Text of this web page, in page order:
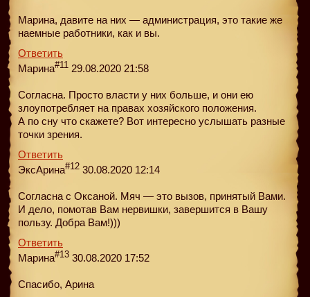
Марина, давите на них — администрация, это такие же
наемные работники, как и вы.
Ответить
Марина#11 29.08.2020 21:58
Согласна. Просто власти у них больше, и они ею
злоупотребляет на правах хозяйского положения.
А по сну что скажете? Вот интересно услышать разные
точки зрения.
Ответить
ЭксАрина#12 30.08.2020 12:14
Согласна с Оксаной. Мяч — это вызов, принятый Вами.
И дело, помотав Вам нервишки, завершится в Вашу
пользу. Добра Вам!)))
Ответить
Марина#13 30.08.2020 17:52
Спасибо, Арина